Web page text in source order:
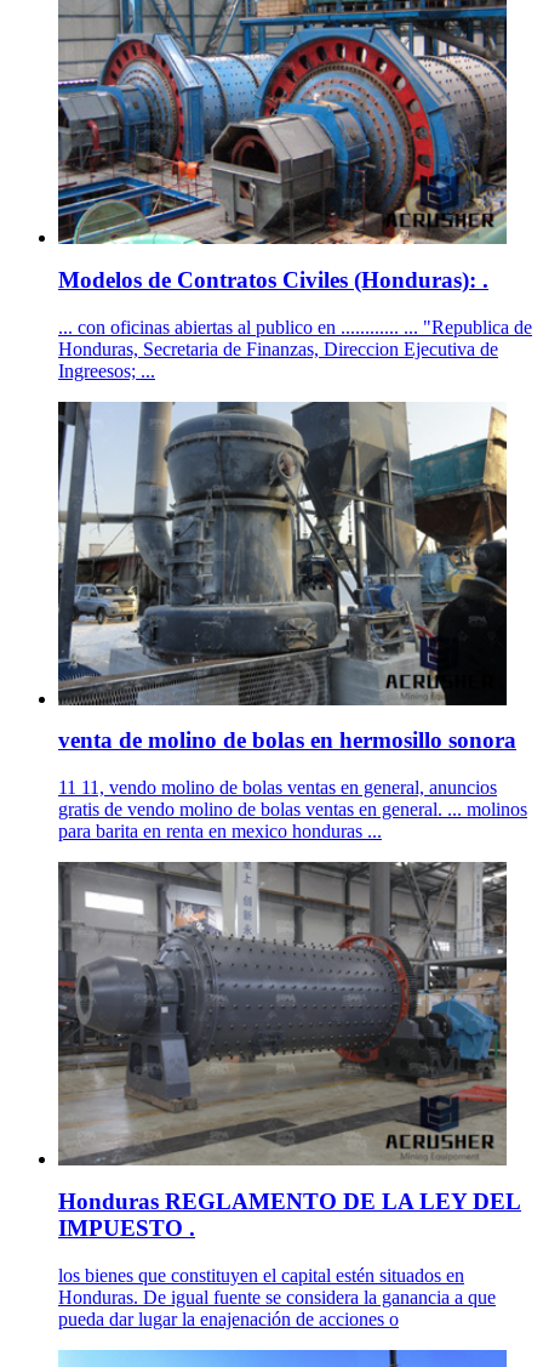
Modelos de Contratos Civiles (Honduras): .
... con oficinas abiertas al publico en ............ ... "Republica de
Honduras, Secretaria de Finanzas, Direccion Ejecutiva de
Ingreesos; ...
venta de molino de bolas en hermosillo sonora
11 11, vendo molino de bolas ventas en general, anuncios
gratis de vendo molino de bolas ventas en general. ... molinos
para barita en renta en mexico honduras ...
Honduras REGLAMENTO DE LA LEY DEL
IMPUESTO .
los bienes que constituyen el capital estén situados en
Honduras. De igual fuente se considera la ganancia a que
pueda dar lugar la enajenación de acciones o